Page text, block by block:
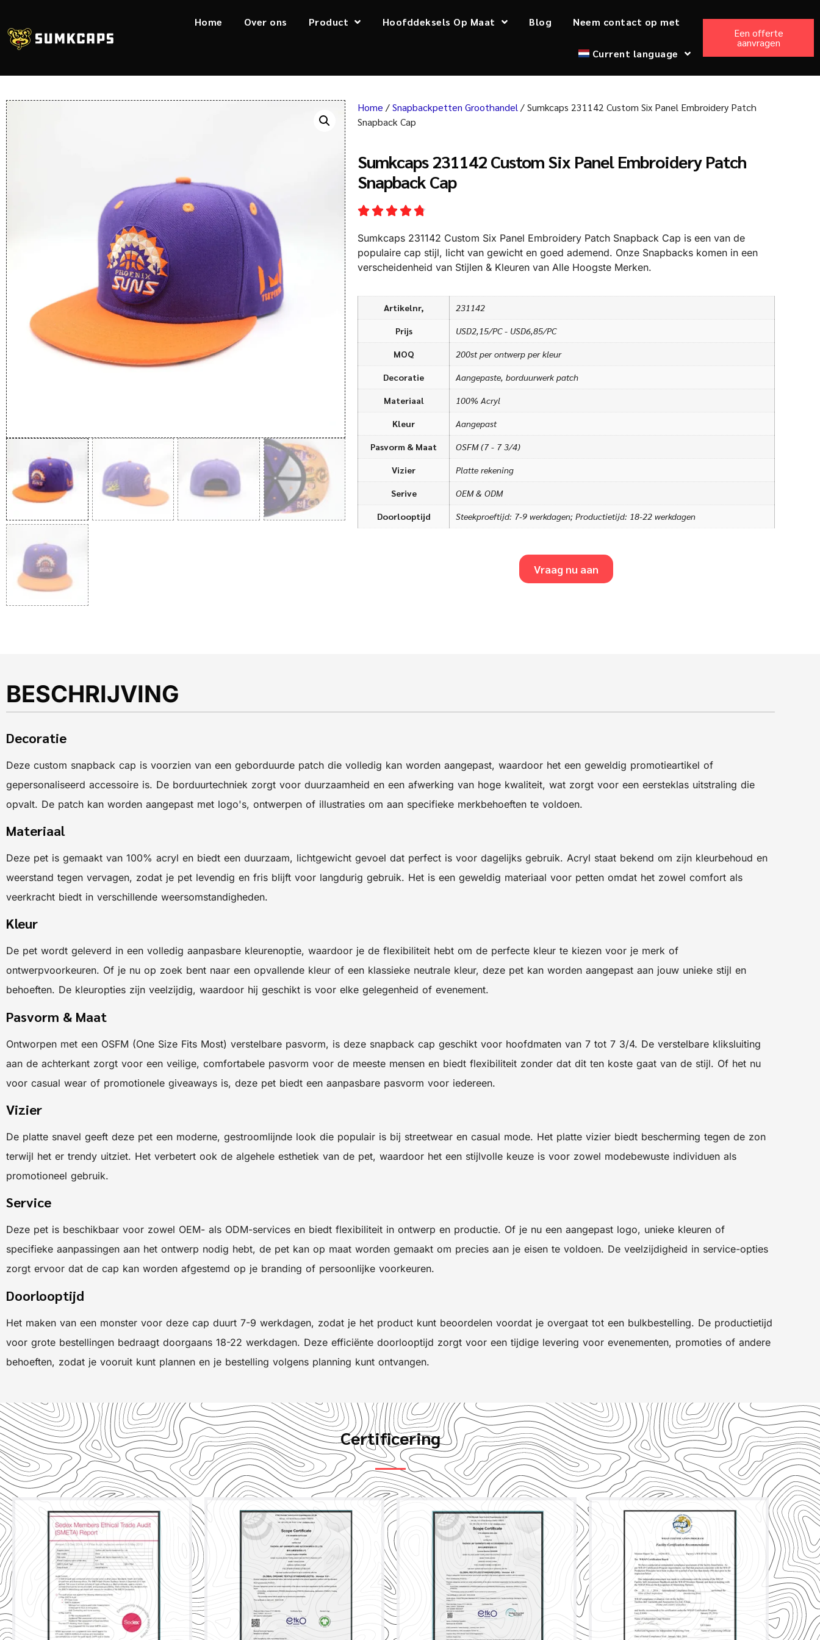
Home Over ons Product Hoofddeksels Op Maat Blog Neem contact op met
Current language
Een offerte
aanvragen
Home /Snapbackpetten Groothandel/ Sumkcaps 231142 Custom Six Panel Embroidery Patch
Snapback Cap
Sumkcaps 231142 Custom Six Panel Embroidery Patch
Snapback Cap
Sumkcaps 231142 Custom Six Panel Embroidery Patch Snapback Cap is een van de
populaire cap stijl, licht van gewicht en goed ademend. Onze Snapbacks komen in een
verscheidenheid van Stijlen & Kleuren van Alle Hoogste Merken.
Artikelnr, 231142
Prijs USD2,15/PC - USD6,85/PC
MOQ 200st per ontwerp per kleur
Decoratie Aangepaste, borduurwerk patch
Materiaal 100% Acryl
Kleur Aangepast
Pasvorm & Maat OSFM (7 - 7 3/4)
Vizier Platte rekening
Serive OEM & ODM
Doorlooptijd Steekproeftijd: 7-9 werkdagen; Productietijd: 18-22 werkdagen
Vraag nu aan
BESCHRIJVING
Decoratie
Deze custom snapback cap is voorzien van een geborduurde patch die volledig kan worden aangepast, waardoor het een geweldig promotieartikel of
gepersonaliseerd accessoire is. De borduurtechniek zorgt voor duurzaamheid en een afwerking van hoge kwaliteit, wat zorgt voor een eersteklas uitstraling die
opvalt. De patch kan worden aangepast met logo's, ontwerpen of illustraties om aan specifieke merkbehoeften te voldoen.
Materiaal
Deze pet is gemaakt van 100% acryl en biedt een duurzaam, lichtgewicht gevoel dat perfect is voor dagelijks gebruik. Acryl staat bekend om zijn kleurbehoud en
weerstand tegen vervagen, zodat je pet levendig en fris blijft voor langdurig gebruik. Het is een geweldig materiaal voor petten omdat het zowel comfort als
veerkracht biedt in verschillende weersomstandigheden.
Kleur
De pet wordt geleverd in een volledig aanpasbare kleurenoptie, waardoor je de flexibiliteit hebt om de perfecte kleur te kiezen voor je merk of
ontwerpvoorkeuren. Of je nu op zoek bent naar een opvallende kleur of een klassieke neutrale kleur, deze pet kan worden aangepast aan jouw unieke stijl en
behoeften. De kleuropties zijn veelzijdig, waardoor hij geschikt is voor elke gelegenheid of evenement.
Pasvorm & Maat
Ontworpen met een OSFM (One Size Fits Most) verstelbare pasvorm, is deze snapback cap geschikt voor hoofdmaten van 7 tot 7 3/4. De verstelbare kliksluiting
aan de achterkant zorgt voor een veilige, comfortabele pasvorm voor de meeste mensen en biedt flexibiliteit zonder dat dit ten koste gaat van de stijl. Of het nu
voor casual wear of promotionele giveaways is, deze pet biedt een aanpasbare pasvorm voor iedereen.
Vizier
De platte snavel geeft deze pet een moderne, gestroomlijnde look die populair is bij streetwear en casual mode. Het platte vizier biedt bescherming tegen de zon
terwijl het er trendy uitziet. Het verbetert ook de algehele esthetiek van de pet, waardoor het een stijlvolle keuze is voor zowel modebewuste individuen als
promotioneel gebruik.
Service
Deze pet is beschikbaar voor zowel OEM- als ODM-services en biedt flexibiliteit in ontwerp en productie. Of je nu een aangepast logo, unieke kleuren of
specifieke aanpassingen aan het ontwerp nodig hebt, de pet kan op maat worden gemaakt om precies aan je eisen te voldoen. De veelzijdigheid in service-opties
zorgt ervoor dat de cap kan worden afgestemd op je branding of persoonlijke voorkeuren.
Doorlooptijd
Het maken van een monster voor deze cap duurt 7-9 werkdagen, zodat je het product kunt beoordelen voordat je overgaat tot een bulkbestelling. De productietijd
voor grote bestellingen bedraagt doorgaans 18-22 werkdagen. Deze efficiënte doorlooptijd zorgt voor een tijdige levering voor evenementen, promoties of andere
behoeften, zodat je vooruit kunt plannen en je bestelling volgens planning kunt ontvangen.
Certificering